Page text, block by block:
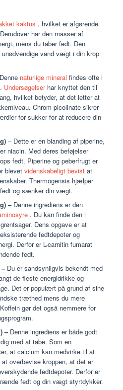
kaktus , hvilket er afgørende
har den masser af
mens du taber fedt. Den
vand vægt i din krop
naturlige mineral findes ofte i
Undersøgelserhar knyttet den til
hvilket betyder, at det letter at
Chrom picolinate sikrer
for sukker for at reducere din
– Dette er en blanding af piperine,
niacin. Med deres beføjelser
fedt. Piperine og peberfrugt er
blevet videnskabeligt bevist at
Thermogensis hjælper
og sænker din vægt.
–Denne ingrediens er den
. Du kan finde den i
Dens opgave er at
fedtdepoter og
Derfor er L-carnitin fumarat
fedt.
Du er sandsynligvis bekendt med
de fleste energidrikke og
Det er populært på grund af sine
træthed mens du mere
gør det også nemmere for
–Denne ingrediens er både godt
med at tabe. Som en
at calcium kan medvirke til at
overbevise kroppen, at det er
fedtdepoter. Derfor er
fedt og din vægt styrtdykker.